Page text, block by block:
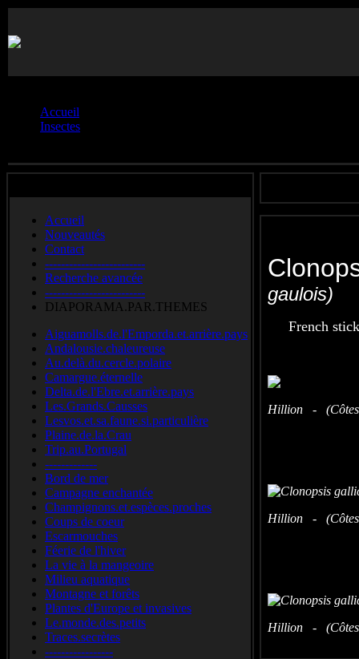
Accueil
Insectes
Accueil
Nouveautés
Contact
-------------------------
Recherche avancée
-------------------------
DIAPORAMA.PAR.THEMES
Aiguamolls.de.l'Emporda.et.arrière.pays
Andalousie.chaleureuse
Au.delà.du.cercle.polaire
Camargue.éternelle
Delta.de.l'Ebre.et.arrière.pays
Les.Grands.Causses
Lesvos.et.sa.faune.si.particulière
Plaine.de.la.Crau
Trip.au.Portugal
-------------
Bord de mer
Campagne enchantée
Champignons.et.espèces.proches
Coups de coeur
Escarmouches
Féerie de l'hiver
La vie à la mangeoire
Milieu aquatique
Montagne et forêts
Plantes d'Europe et invasives
Le.monde.des.petits
Traces.secrètes
-----------------
gaulois)
French
Hillion -
Hillion -
Hillion -